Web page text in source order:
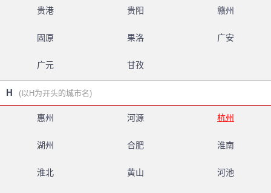
贵港 贵阳 赣州
固原 果洛 广安
广元 甘孜
H (以H为开头的城市名)
惠州 河源 杭州
湖州 合肥 淮南
淮北 黄山 河池